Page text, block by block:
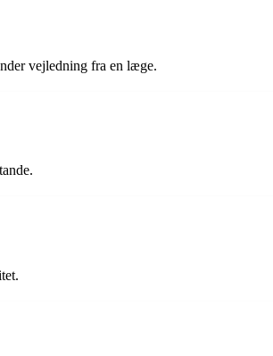
vejledning fra en læge.